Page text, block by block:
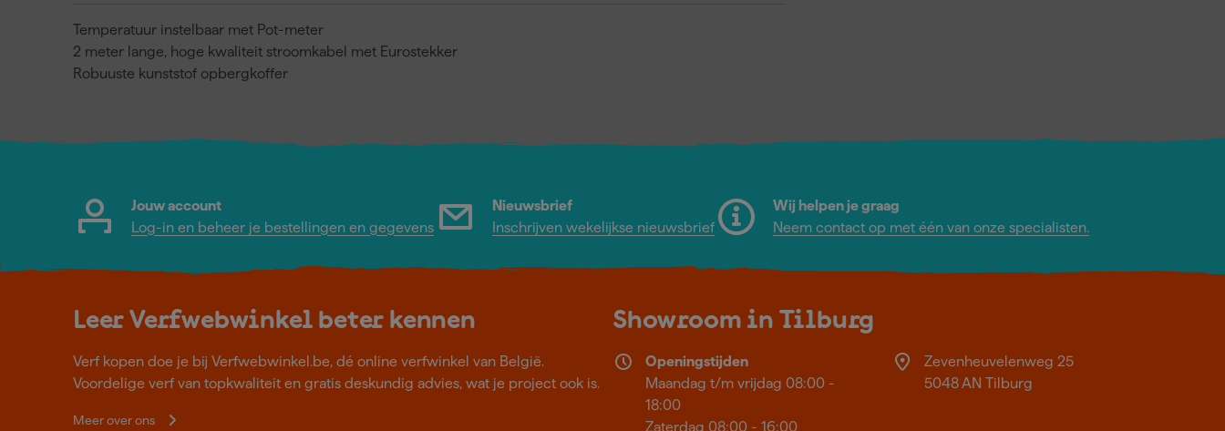
Temperatuur instelbaar met Pot-meter
2 meter lange, hoge kwaliteit stroomkabel met Eurostekker
Robuuste kunststof opbergkoffer
Jouw account
Log-in en beheer je bestellingen en gegevens
Nieuwsbrief
Inschrijven wekelijkse nieuwsbrief
Wij helpen je graag
Neem contact op met één van onze specialisten.
Leer Verfwebwinkel beter kennen
Verf kopen doe je bij Verfwebwinkel.be, dé online verfwinkel van België.
Voordelige verf van topkwaliteit en gratis deskundig advies, wat je project ook is.
Meer over ons
Showroom in Tilburg
Openingstijden
Maandag t/m vrijdag 08:00 -
18:00
Zaterdag 08:00 - 16:00
Zevenheuvelenweg 25
5048 AN Tilburg